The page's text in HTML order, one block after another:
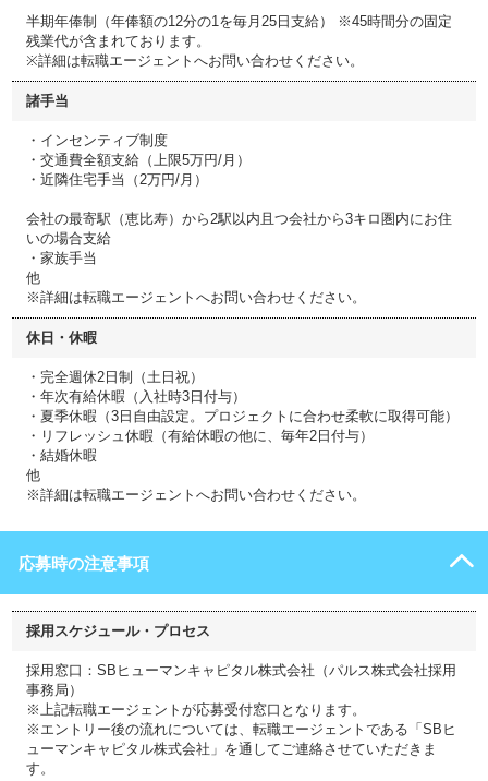
半期年俸制（年俸額の12分の1を毎月25日支給） ※45時間分の固定
残業代が含まれております。
※詳細は転職エージェントへお問い合わせください。
諸手当
・インセンティブ制度
・交通費全額支給（上限5万円/月）
・近隣住宅手当（2万円/月）
会社の最寄駅（恵比寿）から2駅以内且つ会社から3キロ圏内にお住
いの場合支給
・家族手当
他
※詳細は転職エージェントへお問い合わせください。
休日・休暇
・完全週休2日制（土日祝）
・年次有給休暇（入社時3日付与）
・夏季休暇（3日自由設定。プロジェクトに合わせ柔軟に取得可能）
・リフレッシュ休暇（有給休暇の他に、毎年2日付与）
・結婚休暇
他
※詳細は転職エージェントへお問い合わせください。
応募時の注意事項
採用スケジュール・プロセス
採用窓口：SBヒューマンキャピタル株式会社（パルス株式会社採用
事務局）
※上記転職エージェントが応募受付窓口となります。
※エントリー後の流れについては、転職エージェントである「SBヒ
ューマンキャピタル株式会社」を通してご連絡させていただきま
す。